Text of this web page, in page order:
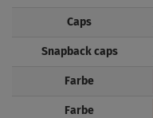
Caps
Snapback caps
Farbe
Farbe